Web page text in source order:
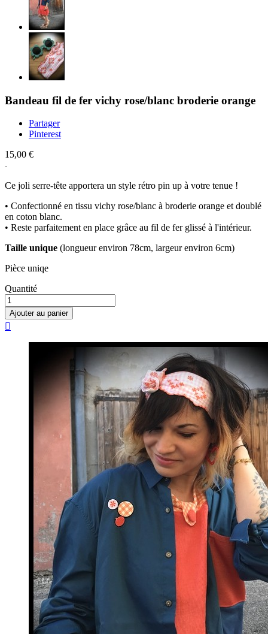
Bandeau fil de fer vichy rose/blanc broderie orange
Partager
Pinterest
15,00 €
Ce joli serre-tête apportera un style rétro pin up à votre tenue !
• Confectionné en tissu vichy rose/blanc à broderie orange et doublé
en coton blanc.
• Reste parfaitement en place grâce au fil de fer glissé à l'intérieur.
Taille unique (longueur environ 78cm, largeur environ 6cm)
Pièce uniqe
Quantité
Ajouter au panier
